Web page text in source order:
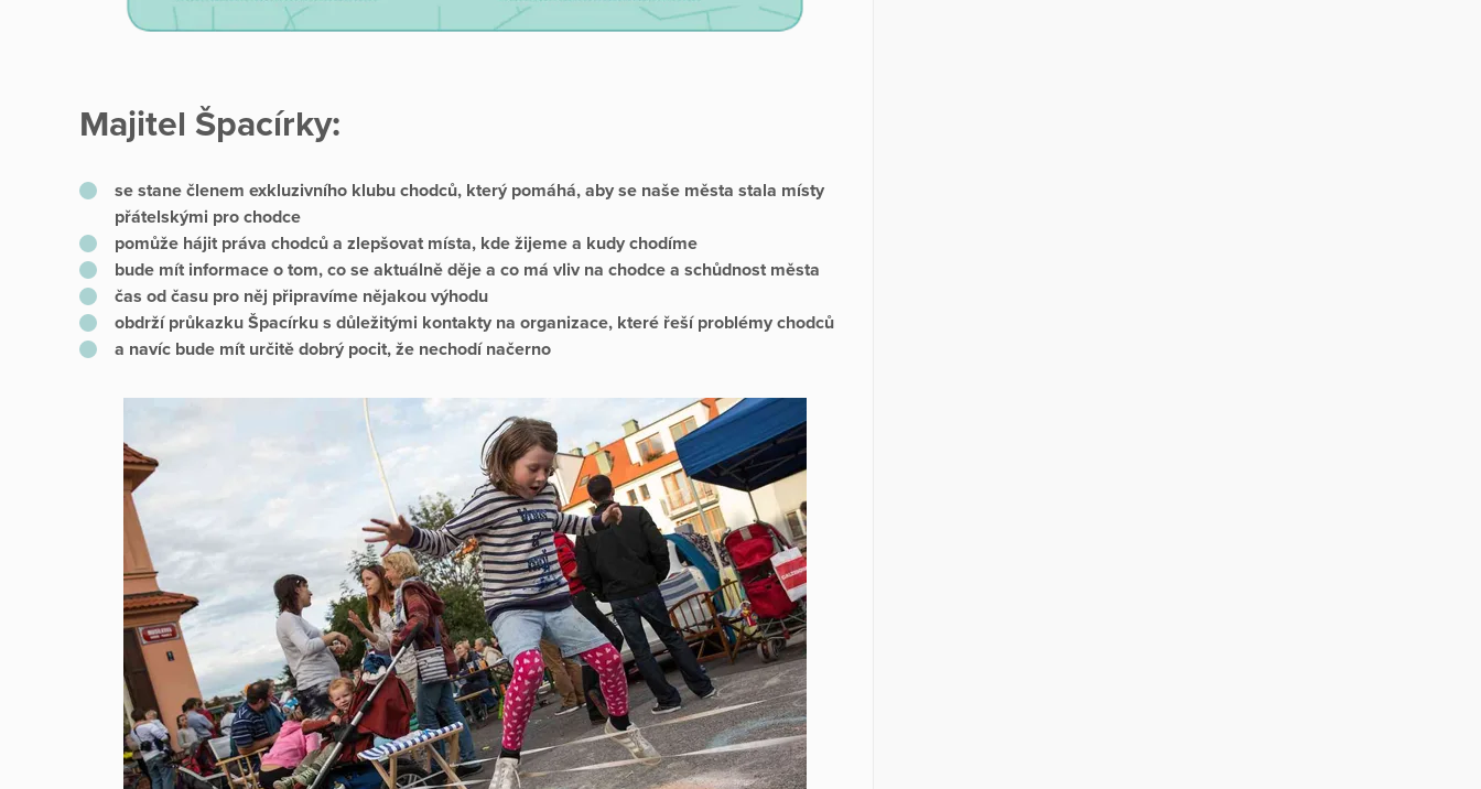
Majitel Špacírky:
se stane členem exkluzivního klubu chodců, který pomáhá, aby se naše města stala místy
přátelskými pro chodce
pomůže hájit práva chodců a zlepšovat místa, kde žijeme a kudy chodíme
bude mít informace o tom, co se aktuálně děje a co má vliv na chodce a schůdnost města
čas od času pro něj připravíme nějakou výhodu
obdrží průkazku Špacírku s důležitými kontakty na organizace, které řeší problémy chodců
a navíc bude mít určitě dobrý pocit, že nechodí načerno